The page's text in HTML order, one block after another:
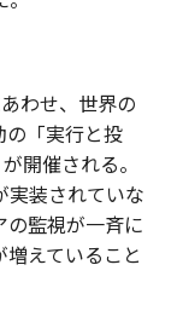
わせ、世界の
の「実行と投
開催される。
実装されていな
の監視が一斉に
えていること